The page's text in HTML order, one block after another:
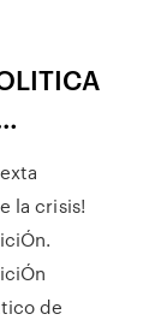
la crisis!
de